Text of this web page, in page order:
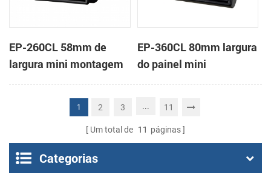
EP-260CL 58mm de
largura mini montagem
em painel impressora
térmica com a auto-
EP-360CL 80mm largura
do painel mini
impressora térmica com
1 2 3 ... 11
Um total de 11 páginas
Categorias